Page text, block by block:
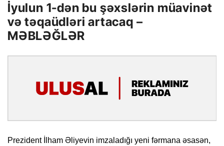
İyulun 1-dən bu şəxslərin müavinət
və təqaüdləri artacaq –
MƏBLƏĞLƏR
Prezident İlham Əliyevin imzaladığı yeni fərmana əsasən,